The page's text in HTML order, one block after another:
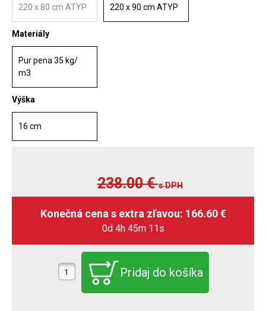
220 x 80 cm ATYP 220 x 90 cm ATYP
Materiály
Pur pena 35 kg/
m3
Výška
16 cm
238.00€s DPH
0d 4h 45m 10s